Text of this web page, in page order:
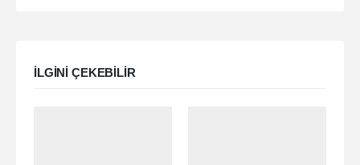
ILGINI ÇEKEBILIR